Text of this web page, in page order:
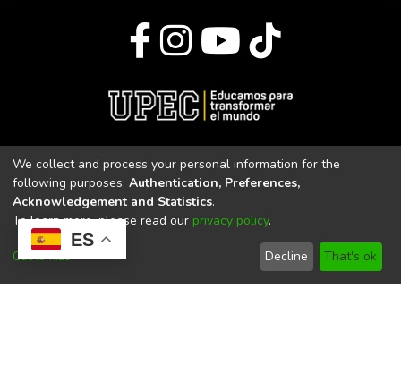
ES
Universidad Politécnica Estatal del Carchi
Universidad Politécnica Estatal del Carchi | Acreditada por el
CACES Resolución N°. 160-SE-33-CACES-2020
We collect and process your personal information for the
following purposes: Authentication, Preferences,
Acknowledgement and Statistics.
To learn more, please read our privacy policy.
Customize Decline That's ok